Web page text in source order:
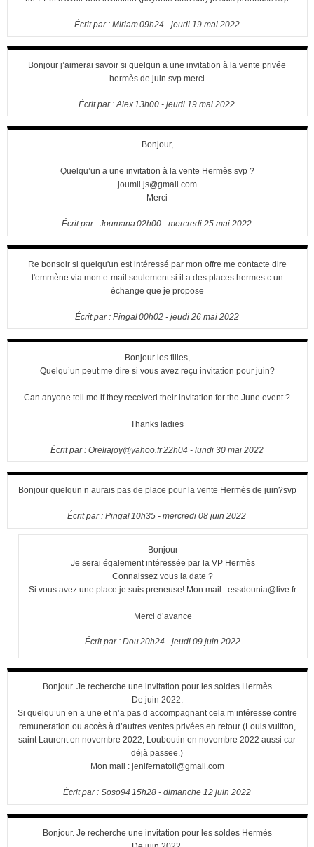
Écrit par : Miriam09h24 - jeudi 19 mai 2022
Bonjour j’aimerai savoir si quelqun a une invitation à la vente privée
hermès de juin svp merci
Écrit par :Alex 13h00 -jeudi 19 mai 2022
Bonjour,
Quelqu’un a une invitation à la vente Hermès svp ?
joumii.js@gmail.com
Merci
Écrit par :Joumana02h00 -mercredi 25 mai 2022
Re bonsoir si quelqu'un est intéressé par mon offre me contacte dire
t'emmène via mon e-mail seulement si il a des places hermes c un
échange que je propose
Écrit par : Pingal00h02- jeudi 26 mai 2022
Bonjour les filles,
Quelqu’un peut me dire si vous avez reçu invitation pour juin?
Can anyone tell me if they received their invitation for the June event ?
Thanks ladies
Écrit par : Oreliajoy@yahoo.fr22h04 - lundi 30 mai 2022
Bonjour quelqun n aurais pas de place pour la vente Hermès de juin?svp
Écrit par :Pingal10h35 -mercredi 08 juin 2022
Bonjour
Je serai également intéressée par la VP Hermès
Connaissez vous la date ?
Si vous avez une place je suis preneuse! Mon mail : essdounia@live.fr
Merci d’avance
Écrit par :Dou20h24 -jeudi 09 juin 2022
Bonjour. Je recherche une invitation pour les soldes Hermès
De juin 2022.
Si quelqu’un en a une et n’a pas d’accompagnant cela m’intéresse contre
remuneration ou accès à d’autres ventes privées en retour (Louis vuitton,
saint Laurent en novembre 2022, Louboutin en novembre 2022 aussi car
déjà passee.)
Mon mail : jenifernatoli@gmail.com
Écrit par : Soso94 15h28- dimanche 12 juin 2022
Bonjour. Je recherche une invitation pour les soldes Hermès